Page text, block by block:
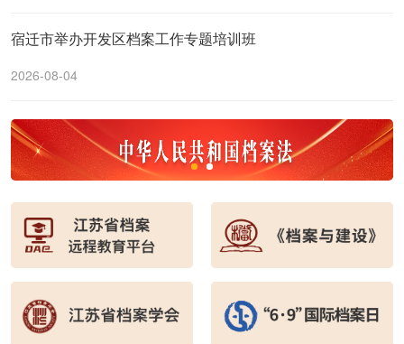
宿迁市举办开发区档案工作专题培训班
2026-08-04